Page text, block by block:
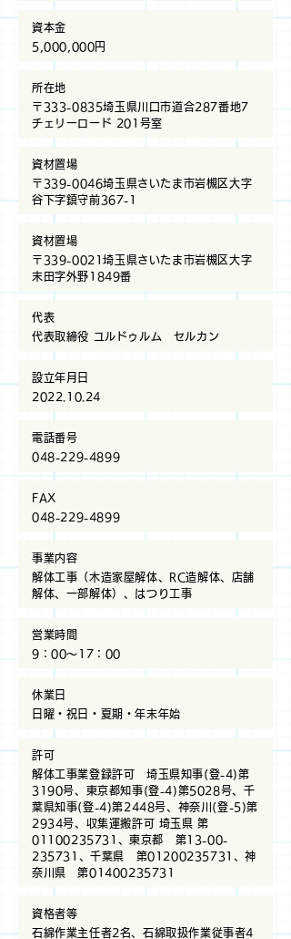
資本金
5,000,000円
所在地
〒333-0835埼玉県川口市道合287番地7
チェリーロード 201号室
資材置場
〒339-0046埼玉県さいたま市岩槻区大字
谷下字鎮守前367-1
資材置場
〒339-0021埼玉県さいたま市岩槻区大字
末田字外野1849番
代表
代表取締役 ユルドゥルム セルカン
設立年月日
2022.10.24
電話番号
048-229-4899
​FAX
048-229-4899
事業内容
解体工事（木造家屋解体、RC造解体、店舗
解体、一部解体）、はつり工事
営業時間
9：00～17：00
休業日
日曜・祝日・夏期・年末年始
許可
解体工事業登録許可 埼玉県知事(登-4)第
3190号、東京都知事(登-4)第5028号、千
葉県知事(登-4)第2448号、神奈川(登-5)第
2934号、収集運搬許可 埼玉県 第
01100235731、東京都 第13-00-
235731、千葉県 第01200235731、神
奈川県 第01400235731
資格者等
石綿作業主任者2名、石綿取扱作業従事者4